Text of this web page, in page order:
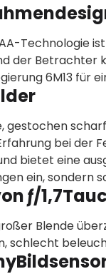
Technologie
der Betrachter
6M13 für
gestochen
bei der
bietet eine
ein, sondern
ƒ/
Blende
schlecht